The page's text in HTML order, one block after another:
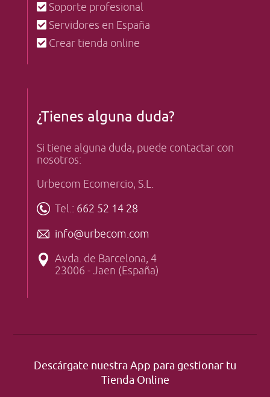
Soporte profesional
Servidores en España
Crear tienda online
¿Tienes alguna duda?
Si tiene alguna duda, puede contactar con
nosotros:
Urbecom Ecomercio, S.L.
Tel.: 662 52 14 28
info@urbecom.com
Avda. de Barcelona, 4
23006 - Jaen (España)
Descárgate nuestra App para gestionar tu
Tienda Online